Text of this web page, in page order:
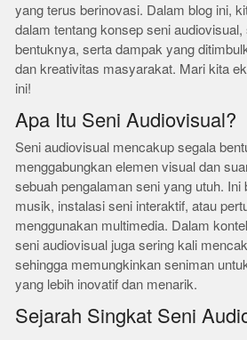
yang terus berinovasi. Dalam blog ini,
dalam tentang konsep seni
bentuknya, serta dampak yang
dan kreativitas masyarakat. Mari kita
ini!
Apa Itu Seni Audiovisual?
Seni audiovisual mencakup segala
menggabungkan elemen visual dan
sebuah pengalaman seni yang utuh.
musik, instalasi seni interaktif, atau
menggunakan multimedia. Dalam
seni audiovisual juga sering kali
sehingga memungkinkan seniman
yang lebih inovatif dan menarik.
Sejarah Singkat Seni